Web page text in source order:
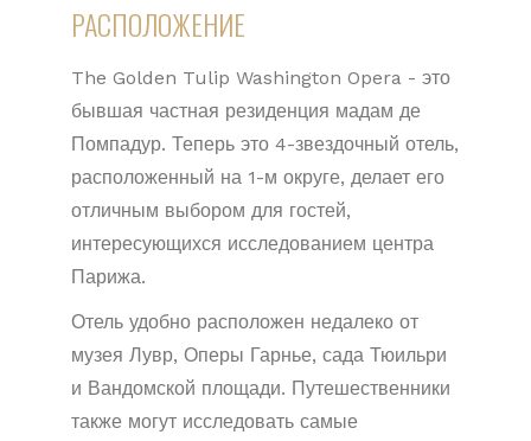
РАСПОЛОЖЕНИЕ
The Golden Tulip Washington Opera - это
бывшая частная резиденция мадам де
Помпадур. Теперь это 4-звездочный отель,
расположенный на 1-м округе, делает его
отличным выбором для гостей,
интересующихся исследованием центра
Парижа.
Отель удобно расположен недалеко от
музея Лувр, Оперы Гарнье, сада Тюильри
и Вандомской площади. Путешественники
также могут исследовать самые